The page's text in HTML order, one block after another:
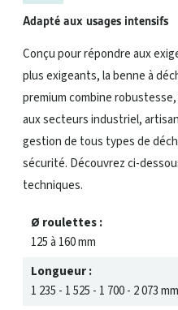
Adapté aux usages intensifs
Conçu pour répondre aux
plus exigeants, la benne à
premium combine
aux secteurs industriel,
gestion de tous types de
sécurité. Découvrez ci-
techniques.
Ø roulettes :
125 à 160 mm
Longueur :
1 235 - 1 525 - 1 700 - 2 073 mm